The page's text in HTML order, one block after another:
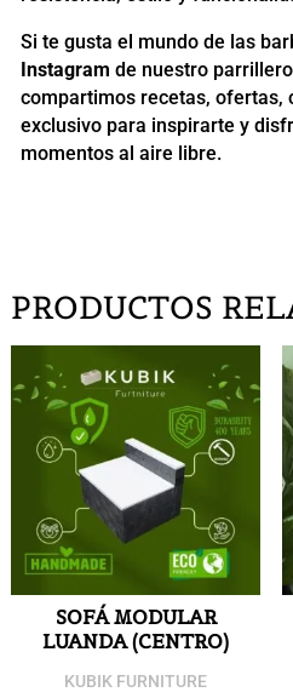
Si te gusta el mundo de las
Instagram de nuestro
compartimos recetas, ofertas,
exclusivo para inspirarte y
momentos al aire libre.
PRODUCTOS
SOFÁ MODULAR
LUANDA (CENTRO)
KUBIK FURNITURE